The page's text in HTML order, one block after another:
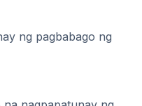
ng pagbabago ng